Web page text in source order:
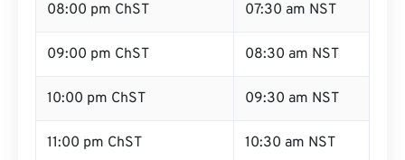
08:00 pm ChST 07:30 am NST
09:00 pm ChST 08:30 am NST
10:00 pm ChST 09:30 am NST
11:00 pm ChST 10:30 am NST